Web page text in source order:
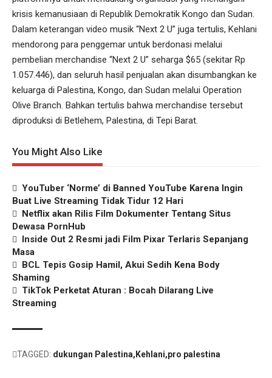
krisis kemanusiaan di Republik Demokratik Kongo dan Sudan.
Dalam keterangan video musik “Next 2 U” juga tertulis, Kehlani
mendorong para penggemar untuk berdonasi melalui
pembelian merchandise “Next 2 U” seharga $65 (sekitar Rp
1.057.446), dan seluruh hasil penjualan akan disumbangkan ke
keluarga di Palestina, Kongo, dan Sudan melalui Operation
Olive Branch. Bahkan tertulis bahwa merchandise tersebut
diproduksi di Betlehem, Palestina, di Tepi Barat.
You Might Also Like
YouTuber ‘Norme’ di Banned YouTube Karena Ingin
Buat Live Streaming Tidak Tidur 12 Hari
Netflix akan Rilis Film Dokumenter Tentang Situs
Dewasa PornHub
Inside Out 2 Resmi jadi Film Pixar Terlaris Sepanjang
Masa
BCL Tepis Gosip Hamil, Akui Sedih Kena Body
Shaming
TikTok Perketat Aturan : Bocah Dilarang Live
Streaming
TAGGED: dukungan Palestina Kehlani pro palestina